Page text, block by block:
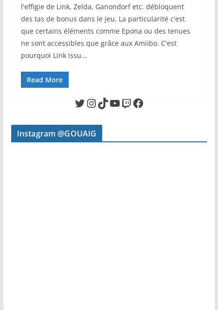
l'effigie de Link, Zelda, Ganondorf etc. débloquent
des tas de bonus dans le jeu. La particularité c'est
que certains éléments comme Epona ou des tenues
ne sont accessibles que grâce aux Amiibo. C'est
pourquoi Link issu…
Read More
Twitter InstagramTikTok YouTube Twitch Facebook
Instagram @GOUAIG